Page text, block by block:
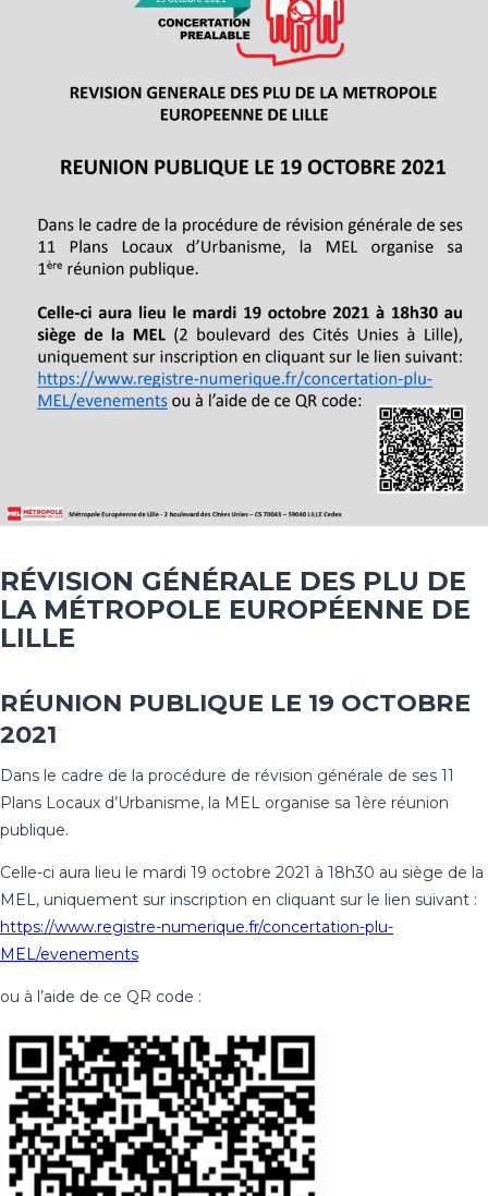
RÉVISION GÉNÉRALE DES PLU DE
LA MÉTROPOLE EUROPÉENNE DE
LILLE
RÉUNION PUBLIQUE LE 19 OCTOBRE
2021
Dans le cadre de la procédure de révision générale de ses 11
Plans Locaux d’Urbanisme, la MEL organise sa 1ère réunion
publique.
Celle-ci aura lieu le mardi 19 octobre 2021 à 18h30 au siège de la
MEL, uniquement sur inscription en cliquant sur le lien suivant :
https://www.registre-numerique.fr/concertation-plu-
MEL/evenements
ou à l’aide de ce QR code :